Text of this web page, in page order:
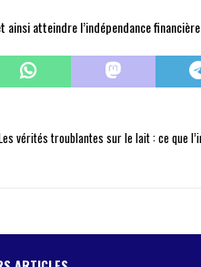
atteindre l’indépendance
vérités troublantes sur le lait : ce que